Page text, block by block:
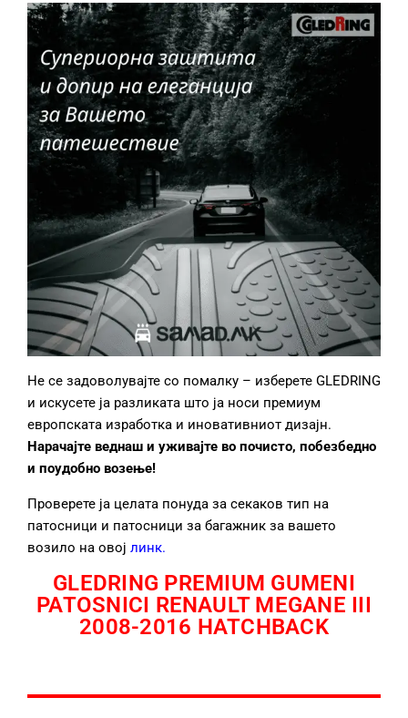
Не се задоволувајте со помалку – изберете GLEDRING
и искусете ја разликата што ја носи премиум
европската изработка и иновативниот дизајн.
Нарачајте веднаш и уживајте во почисто, побезбедно
и поудобно возење!
Проверете ја целата понуда за секаков тип на
патосници и патосници за багажник за вашето
возило на овој линк.
GLEDRING PREMIUM GUMENI
PATOSNICI RENAULT MEGANE III
2008-2016 HATCHBACK